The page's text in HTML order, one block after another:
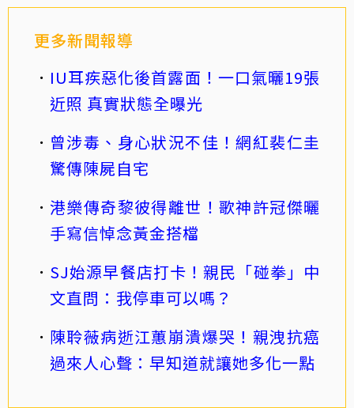
更多新聞報導
IU耳疾惡化後首露面！一口氣曬19張
近照 真實狀態全曝光
曾涉毒、身心狀況不佳！網紅裴仁圭
驚傳陳屍自宅
港樂傳奇黎彼得離世！歌神許冠傑曬
手寫信悼念黃金搭檔
SJ始源早餐店打卡！親民「碰拳」中
文直問：我停車可以嗎？
陳聆薇病逝江蕙崩潰爆哭！親洩抗癌
過來人心聲：早知道就讓她多化一點